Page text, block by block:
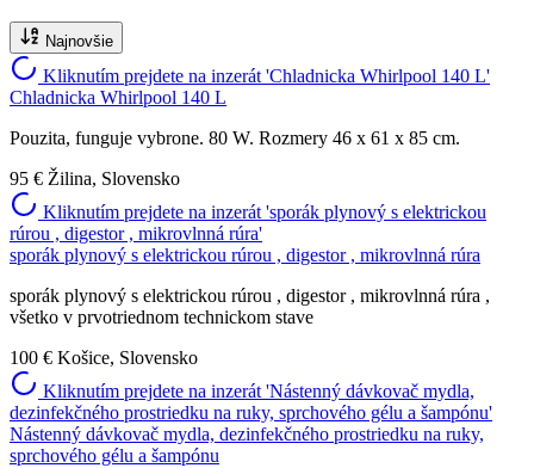
Najnovšie
Kliknutím prejdete na inzerát 'Chladnicka Whirlpool 140 L'
Chladnicka Whirlpool 140 L
Pouzita, funguje vybrone. 80 W. Rozmery 46 x 61 x 85 cm.
95 € Žilina, Slovensko
Kliknutím prejdete na inzerát 'sporák plynový s elektrickou
rúrou , digestor , mikrovlnná rúra'
sporák plynový s elektrickou rúrou , digestor , mikrovlnná rúra
sporák plynový s elektrickou rúrou , digestor , mikrovlnná rúra ,
všetko v prvotriednom technickom stave
100 € Košice, Slovensko
Kliknutím prejdete na inzerát 'Nástenný dávkovač mydla,
dezinfekčného prostriedku na ruky, sprchového gélu a šampónu'
Nástenný dávkovač mydla, dezinfekčného prostriedku na ruky,
sprchového gélu a šampónu